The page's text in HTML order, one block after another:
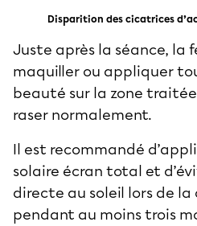
Disparition des cicatrices
Juste après la séance, la
maquiller ou appliquer
beauté sur la zone
raser normalement.
Il est recommandé
solaire écran total et
directe au soleil lors de
pendant au moins trois